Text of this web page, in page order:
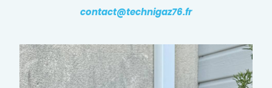
contact@technigaz76.fr